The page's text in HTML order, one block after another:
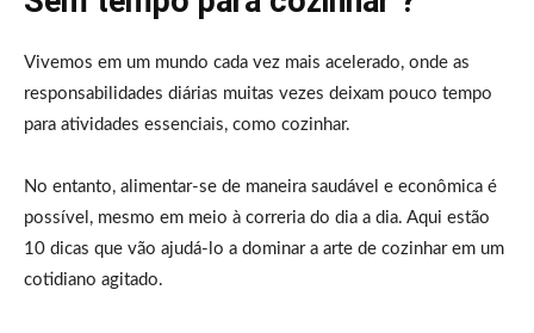
Vivemos em um mundo cada vez mais acelerado, onde as
responsabilidades diárias muitas vezes deixam pouco tempo
para atividades essenciais, como cozinhar.
No entanto, alimentar-se de maneira saudável e econômica é
possível, mesmo em meio à correria do dia a dia. Aqui estão
10 dicas que vão ajudá-lo a dominar a arte de cozinhar em um
cotidiano agitado.